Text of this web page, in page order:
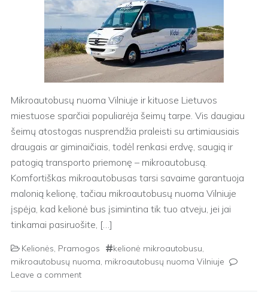
Mikroautobusų nuoma Vilniuje ir kituose Lietuvos
miestuose sparčiai populiarėja šeimų tarpe. Vis daugiau
šeimų atostogas nusprendžia praleisti su artimiausiais
draugais ar giminaičiais, todėl renkasi erdvę, saugią ir
patogią transporto priemonę – mikroautobusą.
Komfortiškas mikroautobusas tarsi savaime garantuoja
malonią kelionę, tačiau mikroautobusų nuoma Vilniuje
įspėja, kad kelionė bus įsimintina tik tuo atveju, jei jai
tinkamai pasiruošite, […]
Kelionės, Pramogos kelionė mikroautobusu,
mikroautobusų nuoma, mikroautobusų nuoma Vilniuje
Leave a comment